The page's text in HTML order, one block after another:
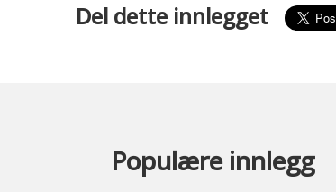
Del dette innlegget
Populære innlegg